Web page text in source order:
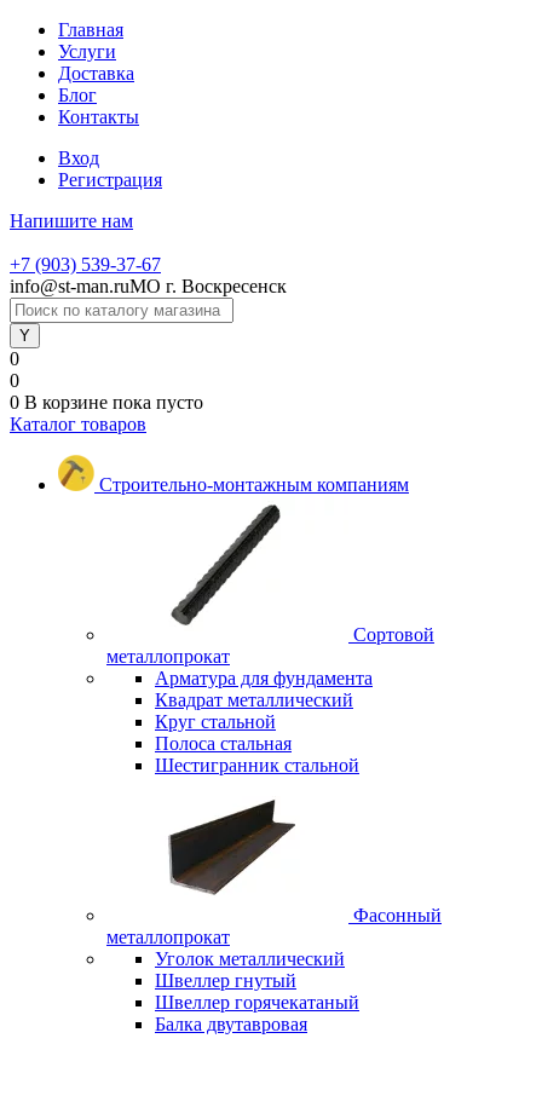
Главная
Услуги
Доставка
Блог
Контакты
Вход
Регистрация
Напишите нам
+7 (903) 539-37-67
info@st-man.ruМО г. Воскресенск
0
0
0 В корзине пока пусто
Каталог товаров
Строительно-монтажным компаниям
Сортовой
металлопрокат
Арматура для фундамента
Квадрат металлический
Круг стальной
Полоса стальная
Шестигранник стальной
Фасонный
металлопрокат
Уголок металлический
Швеллер гнутый
Швеллер горячекатаный
Балка двутавровая